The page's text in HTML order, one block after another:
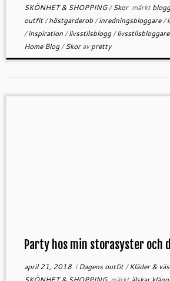
SKÖNHET & SHOPPING/Skor märkt
outfit/höstgarderob/inredningsbloggare/
/inspiration/livsstilsblogg/livsstilsbloggare
Home Blog/Skoravpretty
Party hos min storasyster och
april 21, 2018iDagens outfit/Kläder &